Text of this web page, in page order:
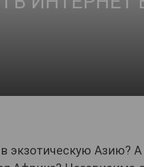
экзотическую Азию?